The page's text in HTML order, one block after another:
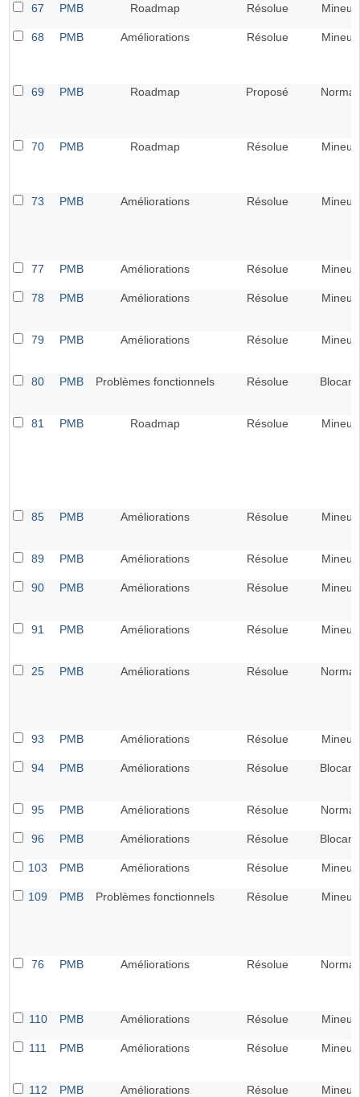
67 PMB Roadmap Résolue Mineur
68 PMB Améliorations Résolue Mineur
69 PMB Roadmap Proposé Normal
70 PMB Roadmap Résolue Mineur
73 PMB Améliorations Résolue Mineur
77 PMB Améliorations Résolue Mineur
78 PMB Améliorations Résolue Mineur
79 PMB Améliorations Résolue Mineur
80 PMB Problèmes fonctionnels Résolue Blocant
81 PMB Roadmap Résolue Mineur
85 PMB Améliorations Résolue Mineur
89 PMB Améliorations Résolue Mineur
90 PMB Améliorations Résolue Mineur
91 PMB Améliorations Résolue Mineur
25 PMB Améliorations Résolue Normal
93 PMB Améliorations Résolue Mineur
94 PMB Améliorations Résolue Blocant
95 PMB Améliorations Résolue Normal
96 PMB Améliorations Résolue Blocant
103 PMB Améliorations Résolue Mineur
109 PMB Problèmes fonctionnels Résolue Mineur
76 PMB Améliorations Résolue Normal
110 PMB Améliorations Résolue Mineur
111 PMB Améliorations Résolue Mineur
112 PMB Améliorations Résolue Mineur